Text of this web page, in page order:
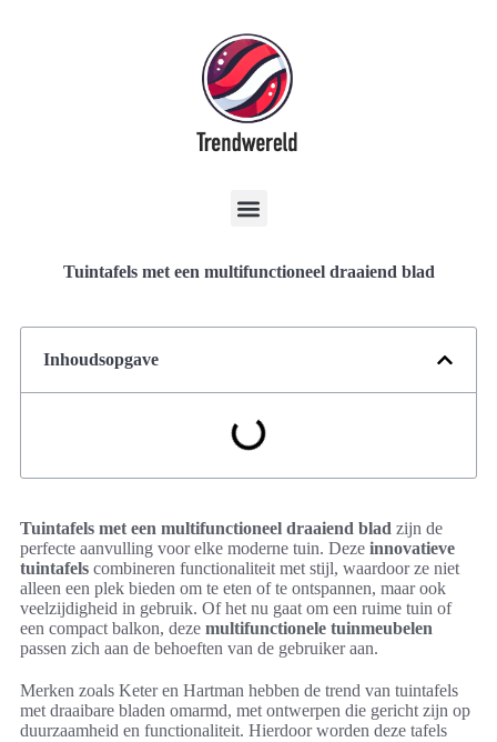
Tuintafels met een multifunctioneel draaiend blad
Inhoudsopgave
Tuintafels met een multifunctioneel draaiend blad zijn de
perfecte aanvulling voor elke moderne tuin. Deze innovatieve
tuintafels combineren functionaliteit met stijl, waardoor ze niet
alleen een plek bieden om te eten of te ontspannen, maar ook
veelzijdigheid in gebruik. Of het nu gaat om een ruime tuin of
een compact balkon, deze multifunctionele tuinmeubelen
passen zich aan de behoeften van de gebruiker aan.
Merken zoals Keter en Hartman hebben de trend van tuintafels
met draaibare bladen omarmd, met ontwerpen die gericht zijn op
duurzaamheid en functionaliteit. Hierdoor worden deze tafels